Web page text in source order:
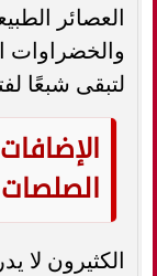
العصائر
والخضراوات
لتبقى شبعًا
الكثيرون لا